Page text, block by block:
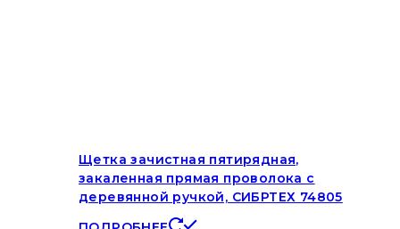
Щетка зачистная пятирядная,
закаленная прямая проволока с
деревянной ручкой, СИБРТЕХ 74805